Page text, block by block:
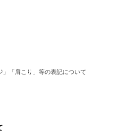
」「肩こり」等の表記について